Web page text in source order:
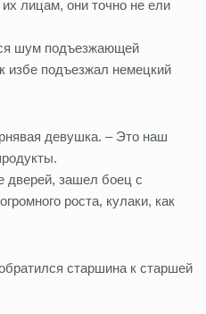
лицам, они точно не ели
шум подъезжающей
избе подъезжал немецкий
девушка. – Это наш
дверей, зашел боец с
роста, кулаки, как
старшина к старшей